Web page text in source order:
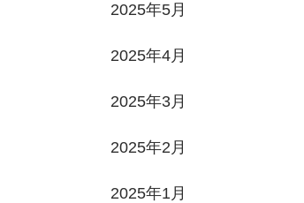
2025年5月
2025年4月
2025年3月
2025年2月
2025年1月